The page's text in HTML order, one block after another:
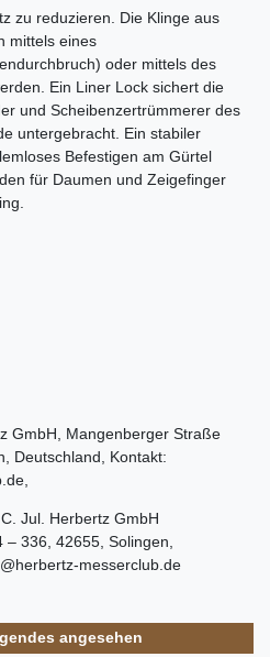
zu reduzieren. Die Klinge aus
mittels eines
oder mittels des
Ein Liner Lock sichert die
und Scheibenzertrümmerer des
untergebracht. Ein stabiler
Befestigen am Gürtel
für Daumen und Zeigefinger
GmbH
Mangenberger Straße
Deutschland , Kontakt:
C. Jul. Herbertz GmbH
– 336 42655 Solingen
messerclub.de
angesehen